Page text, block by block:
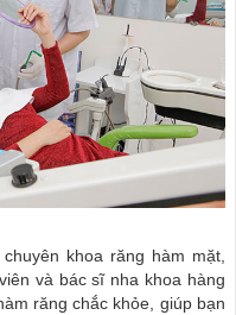
khoa răng hàm mặt,
và bác sĩ nha khoa hàng
răng chắc khỏe, giúp bạn